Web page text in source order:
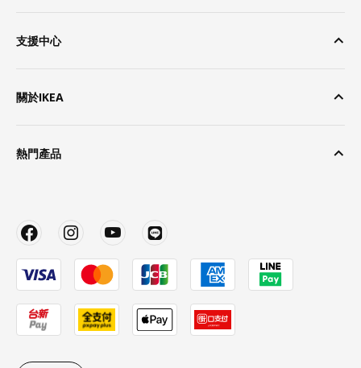
支援中心
關於IKEA
熱門產品